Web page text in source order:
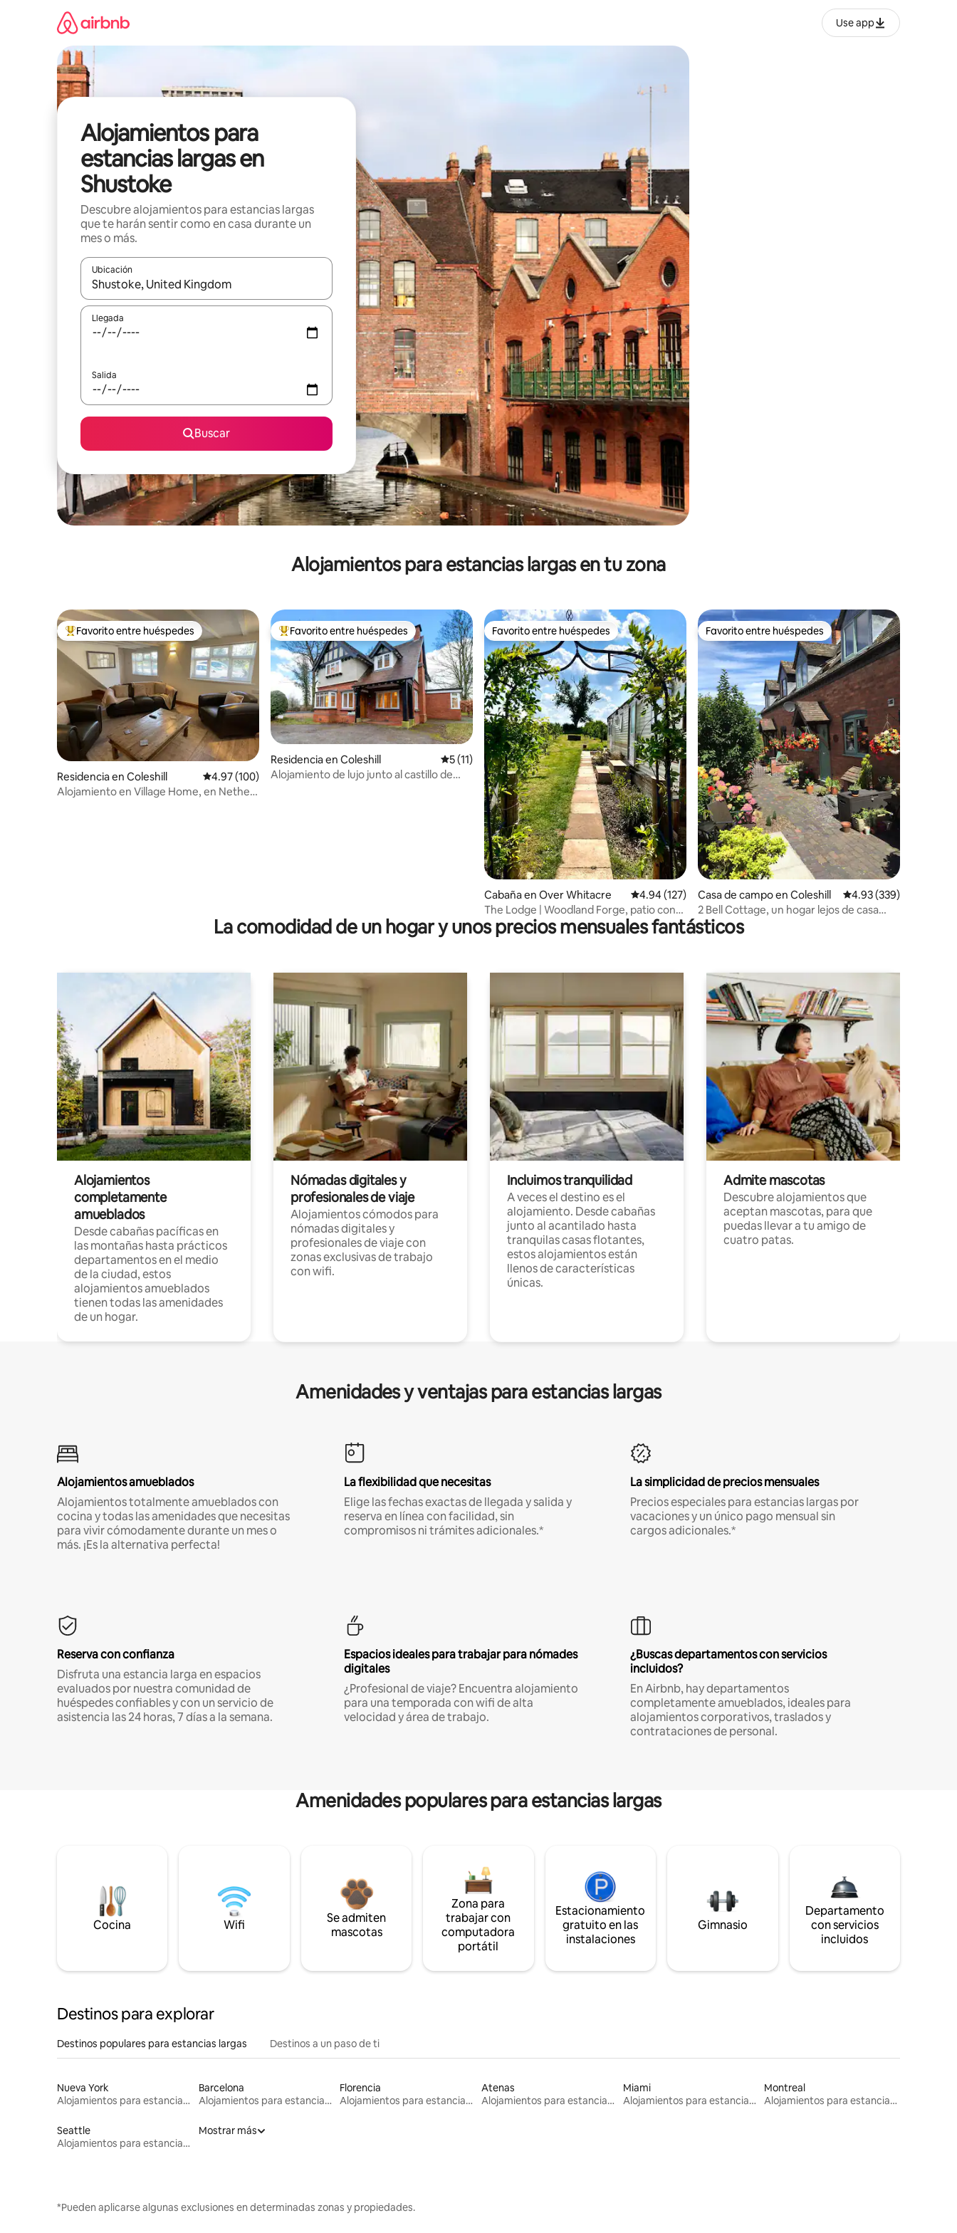
Use app
Alojamientos para
estancias largas en
Shustoke
Descubre alojamientos para estancias largas
que te harán sentir como en casa durante un
mes o más.
Ubicación
Cuando los resultados estén disponibles, podrás navegar usando las teclas de las flechas hacia arriba y hacia abajo, o bien tocando y deslizando la pantalla.
Llegada
Salida
Buscar
Alojamientos para estancias largas en tu zona
De los mejores en Favorito entre huéspedes
Favorito entre huéspedes
Residencia en Coleshill Calificación promedio: 4.97 de 5; 100 evaluaciones
4.97 (100)
Alojamiento en Village Home, en Nether
De los mejores en Favorito entre huéspedes
Favorito entre huéspedes
Residencia en Coleshill Calificación promedio: 5 de 5; 11 evaluaciones
5 (11)
Alojamiento de lujo junto al castillo de
Favorito entre huéspedes
Favorito entre huéspedes
Cabaña en Over Whitacre Calificación promedio: 4.94 de 5; 127 evaluaciones
4.94 (127)
The Lodge | Woodland Forge, patio con
jardín, estacionamiento
Favorito entre huéspedes
Favorito entre huéspedes
Casa de campo en Coleshill Calificación promedio:
4.93 (339)
2 Bell Cottage, un hogar lejos de casa
cerca del NEC
La comodidad de un hogar y unos precios mensuales fantásticos
Alojamientos
completamente
amueblados
Desde cabañas pacíficas en
las montañas hasta prácticos
departamentos en el medio
de la ciudad, estos
alojamientos amueblados
tienen todas las amenidades
de un hogar.
Nómadas digitales y
profesionales de viaje
Alojamientos cómodos para
nómadas digitales y
profesionales de viaje con
zonas exclusivas de trabajo
con wifi.
Incluimos tranquilidad
A veces el destino es el
alojamiento. Desde cabañas
junto al acantilado hasta
tranquilas casas flotantes,
estos alojamientos están
llenos de características
únicas.
Admite mascotas
Descubre alojamientos que
aceptan mascotas, para que
puedas llevar a tu amigo de
cuatro patas.
Amenidades y ventajas para estancias largas
Alojamientos amueblados
Alojamientos totalmente amueblados con
cocina y todas las amenidades que necesitas
para vivir cómodamente durante un mes o
más. ¡Es la alternativa perfecta!
La flexibilidad que necesitas
Elige las fechas exactas de llegada y salida y
reserva en línea con facilidad, sin
compromisos ni trámites adicionales.*
La simplicidad de precios mensuales
Precios especiales para estancias largas por
vacaciones y un único pago mensual sin
cargos adicionales.*
Reserva con confianza
Disfruta una estancia larga en espacios
evaluados por nuestra comunidad de
huéspedes confiables y con un servicio de
asistencia las 24 horas, 7 días a la semana.
Espacios ideales para trabajar para nómades
digitales
¿Profesional de viaje? Encuentra alojamiento
para una temporada con wifi de alta
velocidad y área de trabajo.
¿Buscas departamentos con servicios
incluidos?
En Airbnb, hay departamentos
completamente amueblados, ideales para
alojamientos corporativos, traslados y
contrataciones de personal.
Amenidades populares para estancias largas
Cocina Wifi
Se admiten
mascotas
Zona para
trabajar con
computadora
portátil
Estacionamiento
gratuito en las
instalaciones
Gimnasio
Departamento
con servicios
incluidos
Destinos para explorar
Destinos populares para estancias largas Destinos a un paso de ti
Nueva York
Alojamientos para estancias largas
Barcelona
Alojamientos para estancias largas
Florencia
Alojamientos para estancias largas
Atenas
Alojamientos para estancias largas
Miami
Alojamientos para estancias largas
Montreal
Alojamientos para estancias largas
Seattle
Alojamientos para estancias largas
Mostrar más
*Pueden aplicarse algunas exclusiones en determinadas zonas y propiedades.